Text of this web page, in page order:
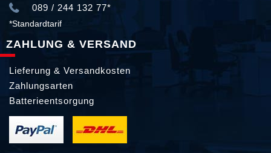
089 / 244 132 77*
*Standardtarif
ZAHLUNG & VERSAND
Lieferung & Versandkosten
Zahlungsarten
Batterieentsorgung